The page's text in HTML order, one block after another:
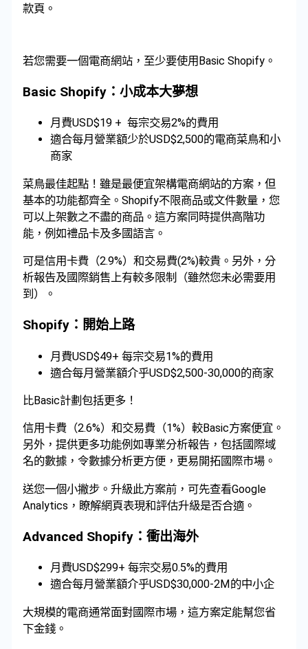
款頁。
若您需要一個電商網站，至少要使用Basic Shopify。
Basic Shopify：小成本大夢想
月費USD$19 + 每宗交易2%的費用
適合每月營業額少於USD$2,500的電商菜鳥和小
商家
菜鳥最佳起點！雖是最便宜架構電商網站的方案，但
基本的功能都齊全。Shopify不限商品或文件數量，您
可以上架數之不盡的商品。這方案同時提供高階功
能，例如禮品卡及多國語言。
可是信用卡費（2.9%）和交易費(2%)較貴。另外，分
析報告及國際銷售上有較多限制（雖然您未必需要用
到）。
Shopify：開始上路
月費USD$49+ 每宗交易1%的費用
適合每月營業額介乎USD$2,500-30,000的商家
比Basic計劃包括更多！
信用卡費（2.6%）和交易費（1%）較Basic方案便宜。
另外，提供更多功能例如專業分析報告，包括國際域
名的數據，令數據分析更方便，更易開拓國際市場。
送您一個小撇步。升級此方案前，可先查看Google
Analytics，瞭解網頁表現和評估升級是否合適。
Advanced Shopify：衝出海外
月費USD$299+ 每宗交易0.5%的費用
適合每月營業額介乎USD$30,000-2M的中小企
大規模的電商通常面對國際市場，這方案定能幫您省
下金錢。